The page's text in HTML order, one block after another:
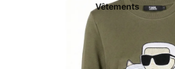
Vêtements